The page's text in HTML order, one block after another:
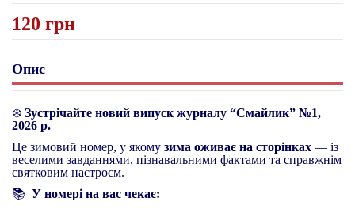
120 грн
Опис
❄️ Зустрічайте новий випуск журналу “Смайлик” №1,
2026 р.
Це зимовий номер, у якому зима оживає на сторінках — із
веселими завданнями, пізнавальними фактами та справжнім
святковим настроєм.
📚 У номері на вас чекає: